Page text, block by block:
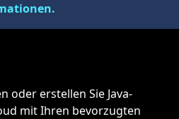
oder erstellen Sie Java-
mit Ihren bevorzugten